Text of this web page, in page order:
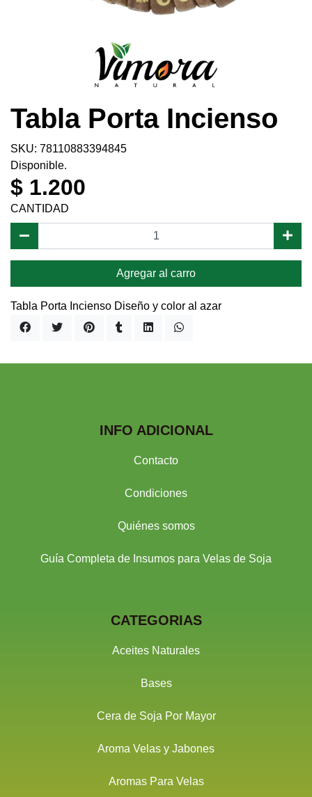
Tabla Porta Incienso
SKU: 78110883394845
Disponible.
$ 1.200
CANTIDAD
Agregar al carro
Tabla Porta Incienso Diseño y color al azar
INFO ADICIONAL
Contacto
Condiciones
Quiénes somos
Guía Completa de Insumos para Velas de Soja
CATEGORIAS
Aceites Naturales
Bases
Cera de Soja Por Mayor
Aroma Velas y Jabones
Aromas Para Velas